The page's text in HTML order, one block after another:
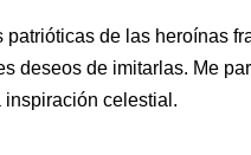
de las heroínas
deseos de imitarlas. Me
inspiración celestial.